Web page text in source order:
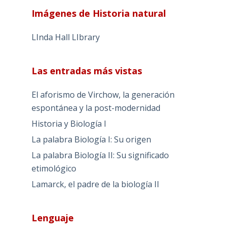
Imágenes de Historia natural
LInda Hall LIbrary
Las entradas más vistas
El aforismo de Virchow, la generación
espontánea y la post-modernidad
Historia y Biología I
La palabra Biología I: Su origen
La palabra Biología II: Su significado
etimológico
Lamarck, el padre de la biología II
Lenguaje